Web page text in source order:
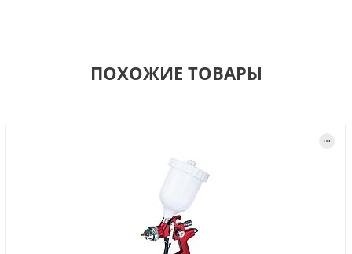
ПОХОЖИЕ ТОВАРЫ